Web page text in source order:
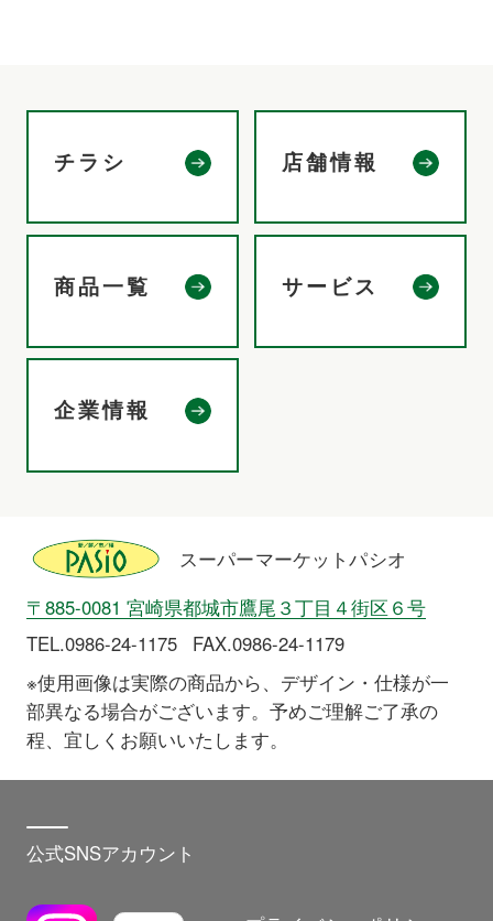
スーパーマーケットパシオ
チラシ 店舗情報
商品一覧 サービス
企業情報
〒885-0081 宮崎県都城市鷹尾３丁目４街区６号
TEL.0986-24-1175
FAX.0986-24-1179
※使用画像は実際の商品から、デザイン・仕様が一
部異なる場合がございます。予めご理解ご了承の
程、宜しくお願いいたします。
公式SNSアカウント